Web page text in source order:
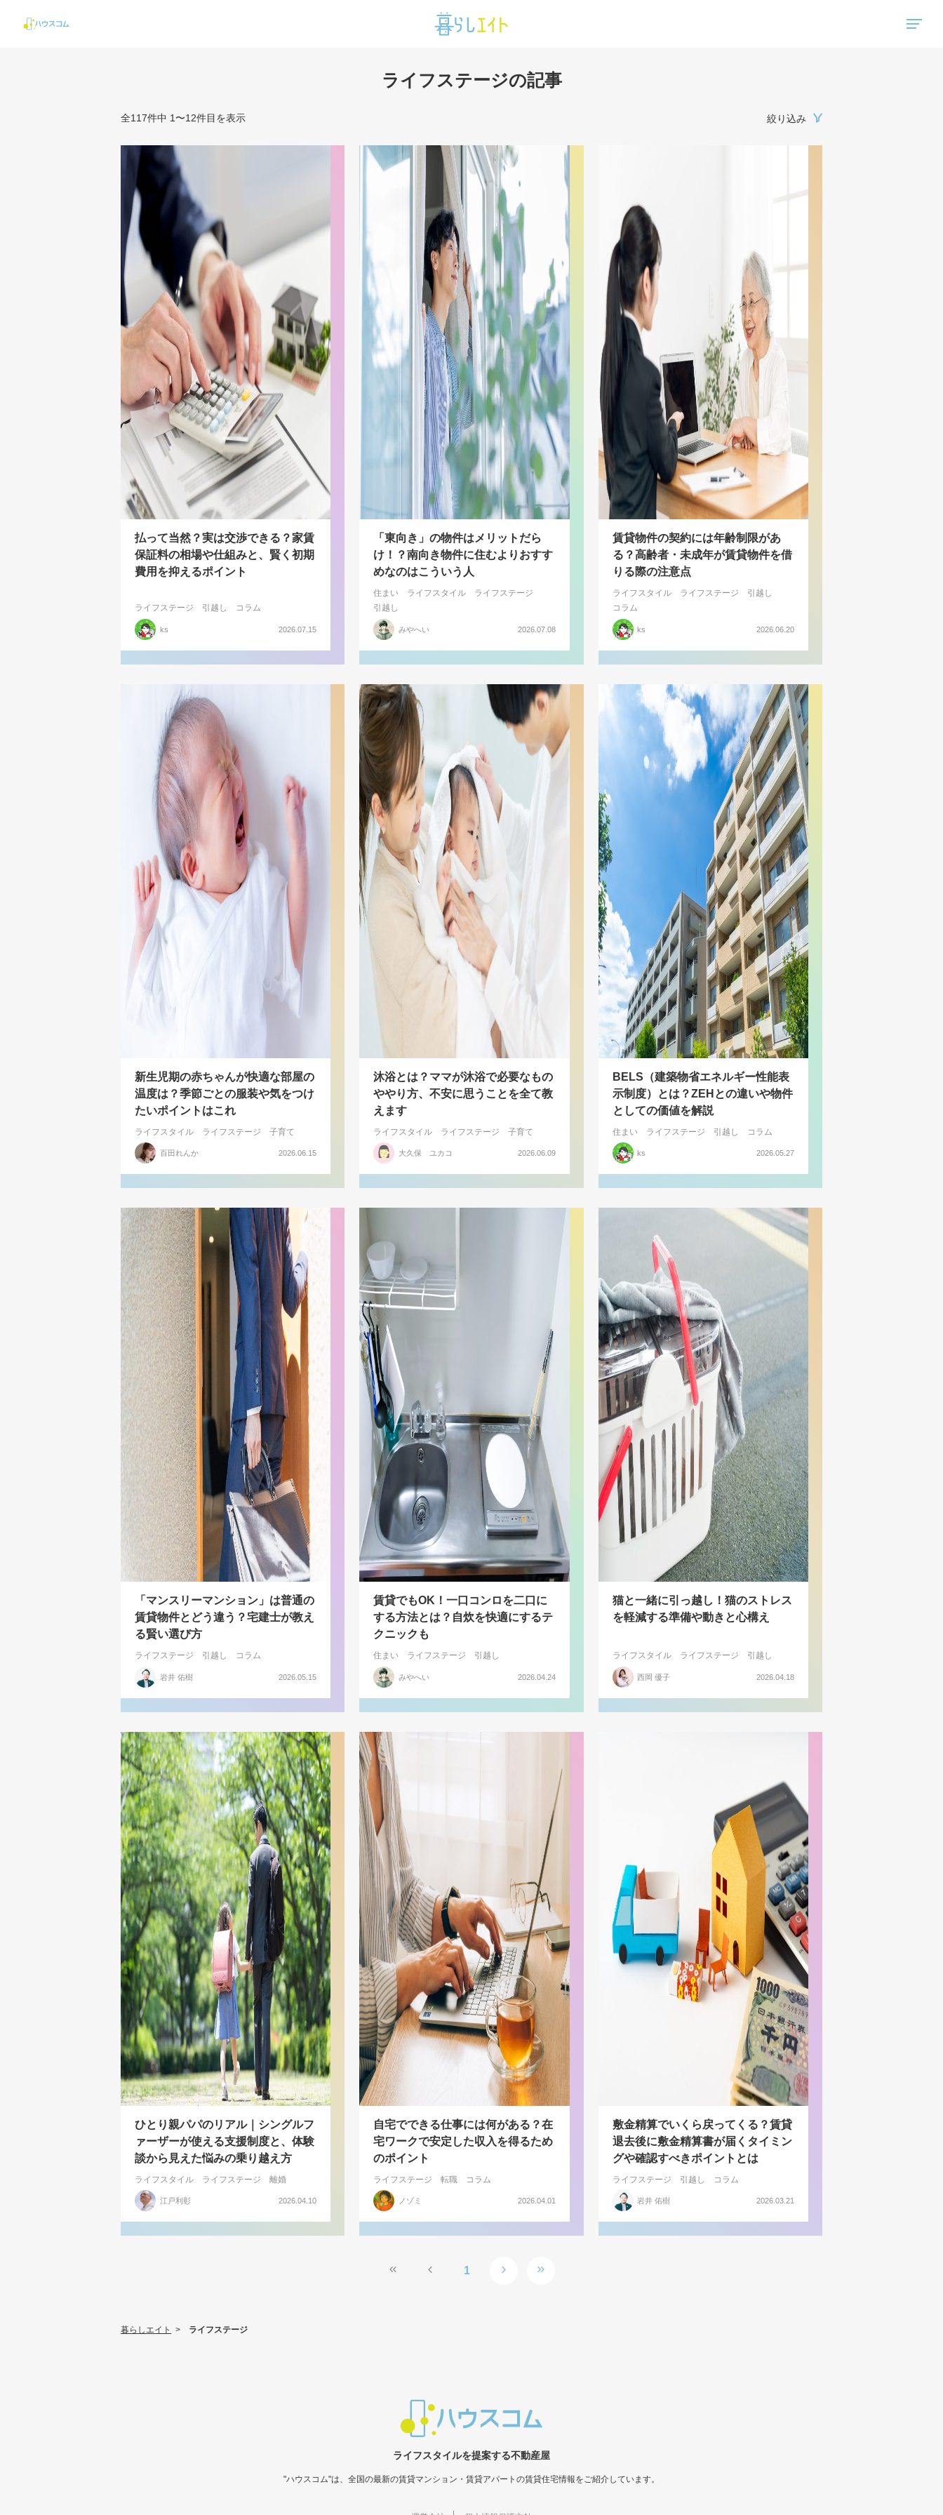
ライフステージの記事
全117件中 1〜12件目を表示 絞り込み
払って当然？実は交渉できる？家賃
保証料の相場や仕組みと、賢く初期
費用を抑えるポイント
ライフステージ 引越し コラム
ks 2026.07.15
「東向き」の物件はメリットだら
け！？南向き物件に住むよりおすす
めなのはこういう人
住まい ライフスタイル
ライフステージ
引越し
みやへい 2026.07.08
賃貸物件の契約には年齢制限があ
る？高齢者・未成年が賃貸物件を借
りる際の注意点
ライフスタイル ライフステージ
引越し
コラム
ks 2026.06.20
新生児期の赤ちゃんが快適な部屋の
温度は？季節ごとの服装や気をつけ
たいポイントはこれ
ライフスタイル ライフステージ 子育て
百田れんか 2026.06.15
沐浴とは？ママが沐浴で必要なもの
ややり方、不安に思うことを全て教
えます
ライフスタイル ライフステージ 子育て
大久保 ユカコ 2026.06.09
BELS（建築物省エネルギー性能表
示制度）とは？ZEHとの違いや物件
としての価値を解説
住まい ライフステージ 引越し コラム
ks 2026.05.27
「マンスリーマンション」は普通の
賃貸物件とどう違う？宅建士が教え
る賢い選び方
ライフステージ 引越し コラム
岩井 佑樹 2026.05.15
賃貸でもOK！一口コンロを二口に
する方法とは？自炊を快適にするテ
クニックも
住まい ライフステージ 引越し
みやへい 2026.04.24
猫と一緒に引っ越し！猫のストレス
を軽減する準備や動きと心構え
ライフスタイル ライフステージ 引越し
西岡 優子 2026.04.18
ひとり親パパのリアル｜シングルフ
ァーザーが使える支援制度と、体験
談から見えた悩みの乗り越え方
ライフスタイル ライフステージ 離婚
江戸利彰 2026.04.10
自宅でできる仕事には何がある？在
宅ワークで安定した収入を得るため
のポイント
ライフステージ 転職 コラム
ノゾミ 2026.04.01
敷金精算でいくら戻ってくる？賃貸
退去後に敷金精算書が届くタイミン
グや確認すべきポイントとは
ライフステージ 引越し コラム
岩井 佑樹 2026.03.21
1
暮らしエイト > ライフステージ
ライフスタイルを提案する不動産屋
"ハウスコム"は、全国の最新の賃貸マンション・賃貸アパートの賃貸住宅情報をご紹介しています。